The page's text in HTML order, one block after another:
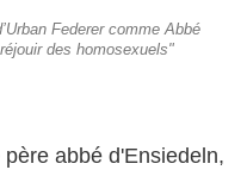
Federer comme Abbé
des homosexuels"
abbé d'Ensiedeln,